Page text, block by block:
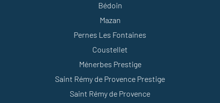
Bédoin
Mazan
Pernes Les Fontaines
Coustellet
Ménerbes Prestige
Saint Rémy de Provence Prestige
Saint Rémy de Provence